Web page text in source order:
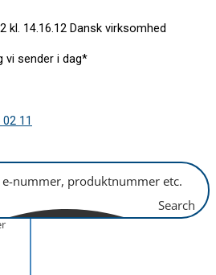
Dansk virksomhed
vi sender i dag*
11
Search